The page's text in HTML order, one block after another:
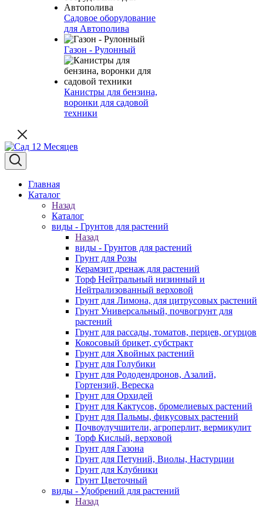
Садовое оборудование
для Автополива
Газон - Рулонный
Канистры для бензина,
воронки для садовой
техники
Главная
Каталог
Назад
Каталог
виды - Грунтов для растений
Назад
виды - Грунтов для растений
Грунт для Розы
Керамзит дренаж для растений
Торф Нейтральный низинный и
Нейтрализованный верховой
Грунт для Лимона, для цитрусовых растений
Грунт Универсальный, почвогрунт для
растений
Грунт для рассады, томатов, перцев, огурцов
Кокосовый брикет, субстракт
Грунт для Хвойных растений
Грунт для Голубики
Грунт для Рододендронов, Азалий,
Гортензий, Вереска
Грунт для Орхидей
Грунт для Кактусов, бромелиевых растений
Грунт для Пальмы, фикусовых растений
Почвоулучшители, агроперлит, вермикулит
Торф Кислый, верховой
Грунт для Газона
Грунт для Петуний, Виолы, Настурции
Грунт для Клубники
Грунт Цветочный
виды - Удобрений для растений
Назад